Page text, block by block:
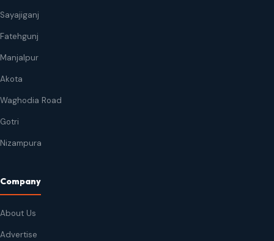
Sayajiganj
Fatehgunj
Manjalpur
Akota
Waghodia Road
Gotri
Nizampura
Company
About Us
Advertise